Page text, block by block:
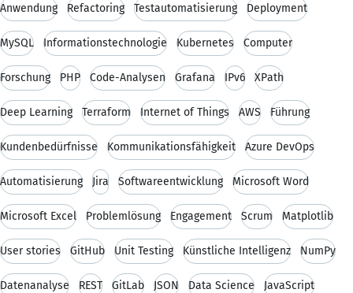
Anwendung Refactoring Testautomatisierung Deployment
MySQL Informationstechnologie Kubernetes Computer
Forschung PHP Code-Analysen Grafana IPv6 XPath
Deep Learning Terraform Internet of Things AWS Führung
Kundenbedürfnisse Kommunikationsfähigkeit Azure DevOps
Automatisierung Jira Softwareentwicklung Microsoft Word
Microsoft Excel Problemlösung Engagement Scrum Matplotlib
User stories GitHub Unit Testing Künstliche Intelligenz NumPy
Datenanalyse REST GitLab JSON Data Science JavaScript